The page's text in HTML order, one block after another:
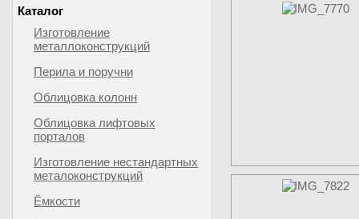
Каталог
Изготовление
металлоконструкций
Перила и поручни
Облицовка колонн
Облицовка лифтовых
порталов
Изготовление нестандартных
металоконструкций
Ёмкости